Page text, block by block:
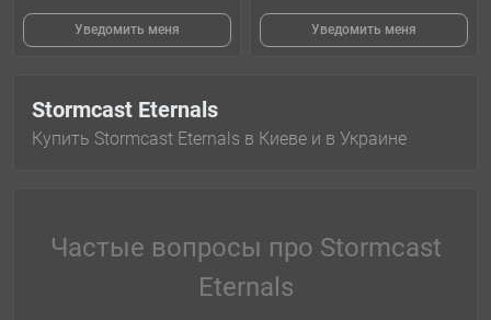
Уведомить меня Уведомить меня
Stormcast Eternals
Купить Stormcast Eternals в Киеве и в Украине
Частые вопросы про Stormcast
Eternals